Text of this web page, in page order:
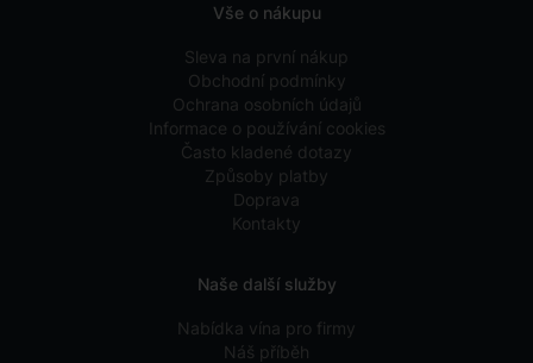
Vše o nákupu
Sleva na první nákup
Obchodní podmínky
Ochrana osobních údajů
Informace o používání cookies
Často kladené dotazy
Způsoby platby
Doprava
Kontakty
Naše další služby
Nabídka vína pro firmy
Náš příběh